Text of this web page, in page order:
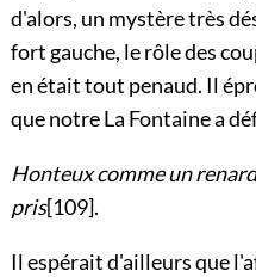
d'alors, un mystère très
fort gauche, le rôle des
en était tout penaud. Il
que notre La Fontaine a
Honteux comme un
pris[109].
Il espérait d'ailleurs que